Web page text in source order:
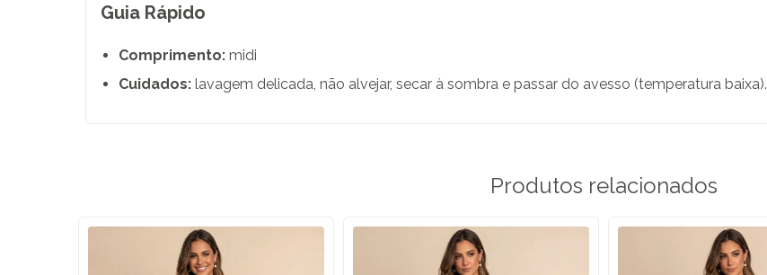
Guia Rápido
Comprimento: midi
Cuidados: lavagem delicada, não alvejar, secar à sombra e passar do avesso (temperatura baixa).
Produtos relacionados